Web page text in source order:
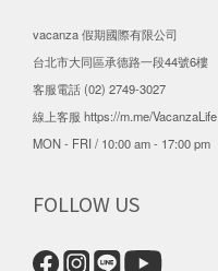
vacanza 假期國際有限公司
台北市大同區承德路一段44號6樓
客服電話 (02) 2749-3027
線上客服 https://m.me/VacanzaLife
MON - FRI / 10:00 am - 17:00 pm
FOLLOW US